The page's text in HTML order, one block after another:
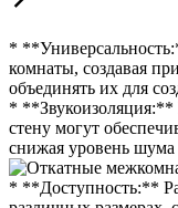
*
комнаты, создавая
объединять их для
* **Звукоизоляция:**
стену могут
снижая уровень
* **Доступность:**